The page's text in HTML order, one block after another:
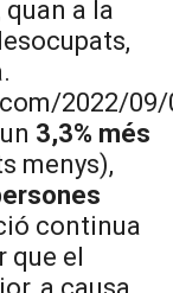
quan a la
2022/
3,3% més
menys),
continua
que el
a causa